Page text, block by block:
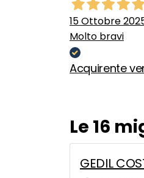
15 Ottobre
Molto bravi
Acquirente
Le 16
GEDIL